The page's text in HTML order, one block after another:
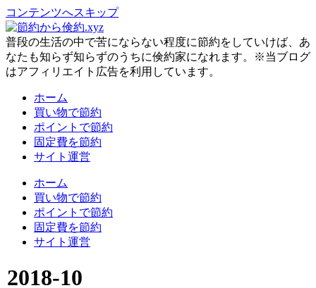
コンテンツへスキップ
普段の生活の中で苦にならない程度に節約をしていけば、あ
なたも知らず知らずのうちに倹約家になれます。※当ブログ
はアフィリエイト広告を利用しています。
ホーム
買い物で節約
ポイントで節約
固定費を節約
サイト運営
ホーム
買い物で節約
ポイントで節約
固定費を節約
サイト運営
2018-10